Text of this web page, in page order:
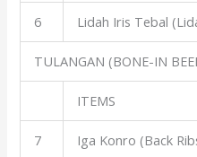
6 Lidah Iris Tebal
TULANGAN (BONE-IN
ITEMS
7 Iga Konro (Back